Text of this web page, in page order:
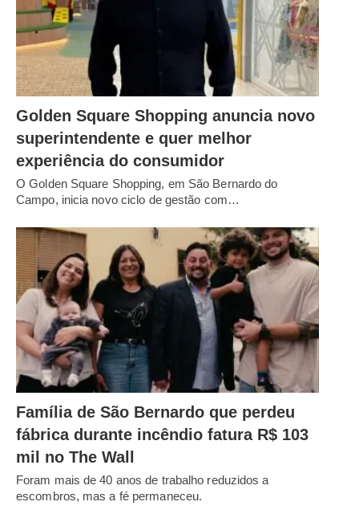
Golden Square Shopping anuncia novo
superintendente e quer melhor
experiência do consumidor
O Golden Square Shopping, em São Bernardo do
Campo, inicia novo ciclo de gestão com…
Família de São Bernardo que perdeu
fábrica durante incêndio fatura R$ 103
mil no The Wall
Foram mais de 40 anos de trabalho reduzidos a
escombros, mas a fé permaneceu.